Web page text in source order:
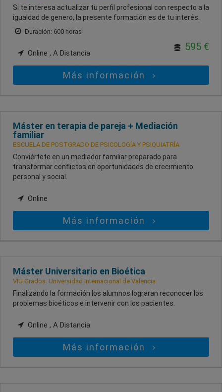
Si te interesa actualizar tu perfil profesional con respecto a la
igualdad de genero, la presente formación es de tu interés.
Duración: 600 horas
Online , A Distancia
595 €
Más información
Máster en terapia de pareja + Mediación
familiar
ESCUELA DE POSTGRADO DE PSICOLOGÍA Y PSIQUIATRÍA
Conviértete en un mediador familiar preparado para
transformar conflictos en oportunidades de crecimiento
personal y social.
Online
Más información
Máster Universitario en Bioética
VIU Grados. Universidad Internacional de Valencia
Finalizando la formación los alumnos lograran reconocer los
problemas bioéticos e intervenir con los pacientes.
Online , A Distancia
Más información